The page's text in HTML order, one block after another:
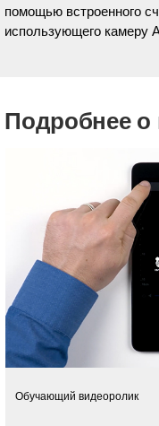
помощью встроенного
использующего камеру
Подробнее
Обучающий видеоролик